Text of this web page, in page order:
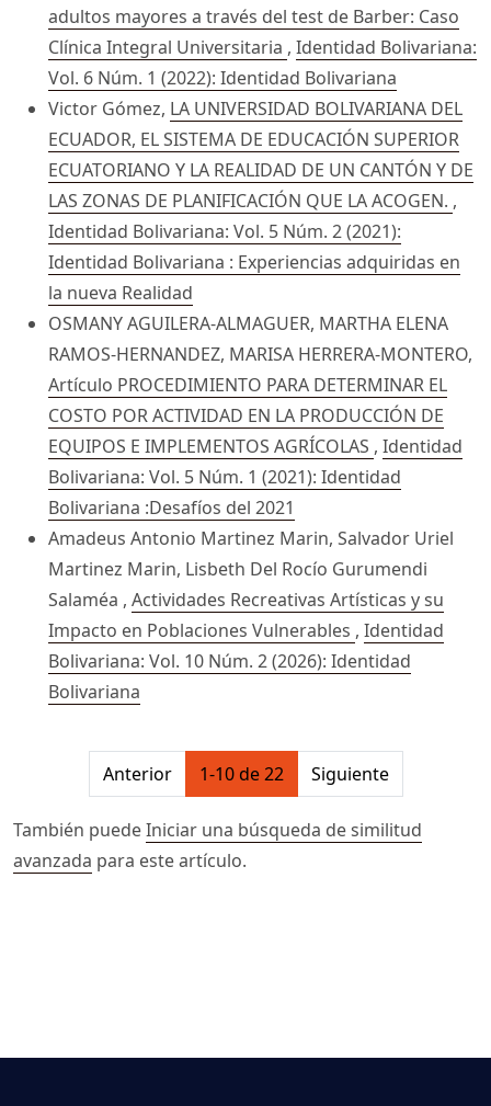
adultos mayores a través del test de Barber: Caso
Clínica Integral Universitaria , Identidad Bolivariana:
Vol. 6 Núm. 1 (2022): Identidad Bolivariana
Victor Gómez, LA UNIVERSIDAD BOLIVARIANA DEL
ECUADOR, EL SISTEMA DE EDUCACIÓN SUPERIOR
ECUATORIANO Y LA REALIDAD DE UN CANTÓN Y DE
LAS ZONAS DE PLANIFICACIÓN QUE LA ACOGEN. ,
Identidad Bolivariana: Vol. 5 Núm. 2 (2021):
Identidad Bolivariana : Experiencias adquiridas en
la nueva Realidad
OSMANY AGUILERA-ALMAGUER, MARTHA ELENA
RAMOS-HERNANDEZ, MARISA HERRERA-MONTERO,
Artículo PROCEDIMIENTO PARA DETERMINAR EL
COSTO POR ACTIVIDAD EN LA PRODUCCIÓN DE
EQUIPOS E IMPLEMENTOS AGRÍCOLAS , Identidad
Bolivariana: Vol. 5 Núm. 1 (2021): Identidad
Bolivariana :Desafíos del 2021
Amadeus Antonio Martinez Marin, Salvador Uriel
Martinez Marin, Lisbeth Del Rocío Gurumendi
Salaméa , Actividades Recreativas Artísticas y su
Impacto en Poblaciones Vulnerables , Identidad
Bolivariana: Vol. 10 Núm. 2 (2026): Identidad
Bolivariana
##issue.pagination##
Anterior 1-10 de 22 Siguiente
También puedeIniciar una búsqueda de similitud
avanzada para este artículo.